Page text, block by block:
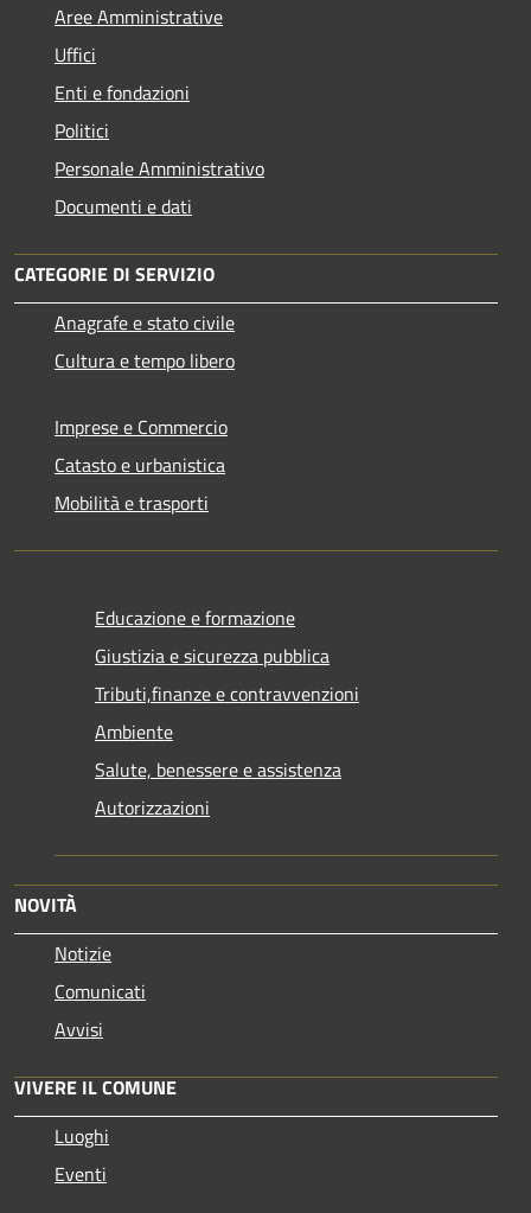
Aree Amministrative
Uffici
Enti e fondazioni
Politici
Personale Amministrativo
Documenti e dati
CATEGORIE DI SERVIZIO
Anagrafe e stato civile
Cultura e tempo libero
Imprese e Commercio
Catasto e urbanistica
Mobilità e trasporti
Educazione e formazione
Giustizia e sicurezza pubblica
Tributi,finanze e contravvenzioni
Ambiente
Salute, benessere e assistenza
Autorizzazioni
NOVITÀ
Notizie
Comunicati
Avvisi
VIVERE IL COMUNE
Luoghi
Eventi